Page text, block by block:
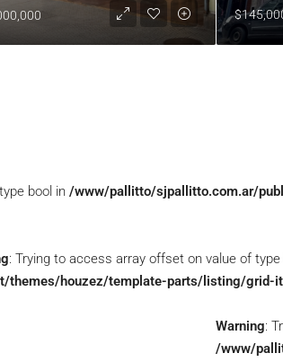
bool in /www/pallitto/sjpallitto.com.ar/
: Trying to access array offset on value of type
themes/houzez/template-parts/listing/grid-
Warning:
/www/